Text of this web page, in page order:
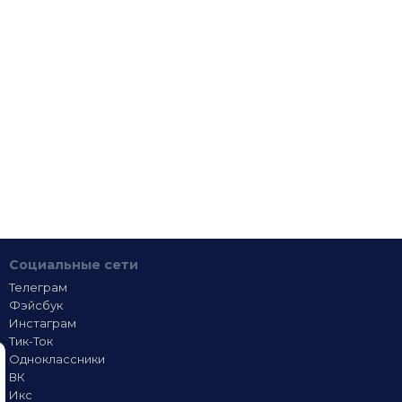
Социальные сети
Телеграм
Фэйсбук
Инстаграм
Тик-Ток
Одноклассники
ВК
Икс